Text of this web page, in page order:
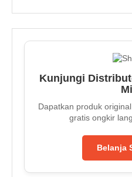
Kunjungi
Dapatkan produk
gratis ongkir
Belanja